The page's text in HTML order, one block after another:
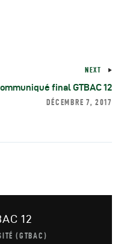
NEXT
final GTBAC 12
DÉCEMBRE 7, 2017
12
(GTBAC)